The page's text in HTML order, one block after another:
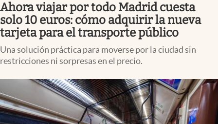
Ahora viajar por todo Madrid cuesta
solo 10 euros: cómo adquirir la nueva
tarjeta para el transporte público
Una solución práctica para moverse por la ciudad sin
restricciones ni sorpresas en el precio.